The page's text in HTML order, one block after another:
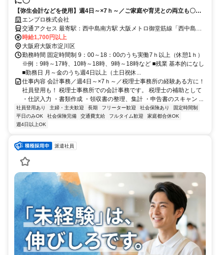
【弥生会計などを使用】週4日～×7ｈ～／ご家庭や育児との両立も〇！
ライフスタイルに合わせてキャリアを継続！社員登用も！
エンプロ株式会社
交通アクセス 最寄駅：西中島南方駅 大阪メトロ御堂筋線「西中島南
方駅 徒歩9分」 阪急京都線「南方駅 徒歩13分」 阪急各線「十三駅 徒
歩20分」 所在地：大阪府大阪市淀川区木川東 ※自転車通勤OK
時給1,700円以上
大阪府大阪市淀川区
勤務時間 固定時間制 9：00～18：00のうち実働7ｈ以上（休憩1ｈ）
※例：9時～17時、10時～18時、9時～18時など ■残業 基本的になし
■勤務日 月～金のうち週4日以上（土日祝休...
仕事内容 会計事務／週4日～×7ｈ～／税理士事務所の経験ある方に！
社員登用も！ 税理士事務所での会計事務です。 税理士の補助として
・仕訳入力 ・書類作成 ・領収書の整理、集計 ・申告書のスキャン ...
社員登用あり 主婦・主夫歓迎 長期 フリーター歓迎 社会保険あり
固定時間制
平日のみOK
社会保険完備 交通費支給 フルタイム歓迎
家庭都合休OK
週4日以上OK
派遣社員